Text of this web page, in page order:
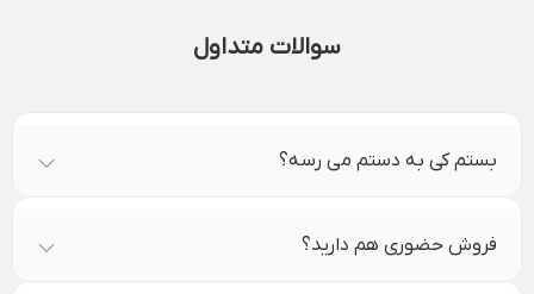
سوالات متداول
بستم کی به دستم می رسه؟
فروش حضوری هم دارید؟